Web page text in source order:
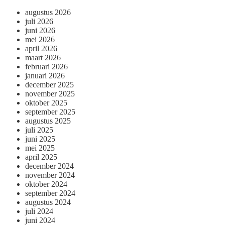
augustus 2026
juli 2026
juni 2026
mei 2026
april 2026
maart 2026
februari 2026
januari 2026
december 2025
november 2025
oktober 2025
september 2025
augustus 2025
juli 2025
juni 2025
mei 2025
april 2025
december 2024
november 2024
oktober 2024
september 2024
augustus 2024
juli 2024
juni 2024